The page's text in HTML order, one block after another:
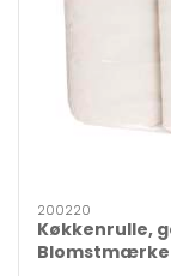
200220
Køkkenrulle,